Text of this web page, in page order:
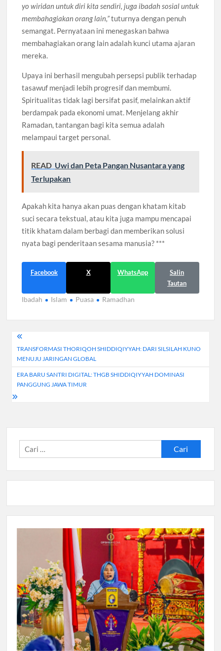
yo wiridan untuk diri kita sendiri, juga ibadah sosial untuk
membahagiakan orang lain,”tuturnya dengan penuh
semangat. Pernyataan ini menegaskan bahwa
membahagiakan orang lain adalah kunci utama ajaran
mereka.
Upaya ini berhasil mengubah persepsi publik terhadap
tasawuf menjadi lebih progresif dan membumi.
Spiritualitas tidak lagi bersifat pasif, melainkan aktif
berdampak pada ekonomi umat. Menjelang akhir
Ramadan, tantangan bagi kita semua adalah
melampaui target personal.
READ Uwi dan Peta Pangan Nusantara yang
Terlupakan
Apakah kita hanya akan puas dengan khatam kitab
suci secara tekstual, atau kita juga mampu mencapai
titik khatam dalam berbagi dan memberikan solusi
nyata bagi penderitaan sesama manusia? ***
Facebook X WhatsApp
Salin
Tautan
Ibadah Islam Puasa Ramadhan
Navigasi
pos
TRANSFORMASI THORIQOH SHIDDIQIYYAH: DARI SILSILAH KUNO
MENUJU JARINGAN GLOBAL
ERA BARU SANTRI DIGITAL: THGB SHIDDIQIYYAH DOMINASI
PANGGUNG JAWA TIMUR
Cari
untuk: